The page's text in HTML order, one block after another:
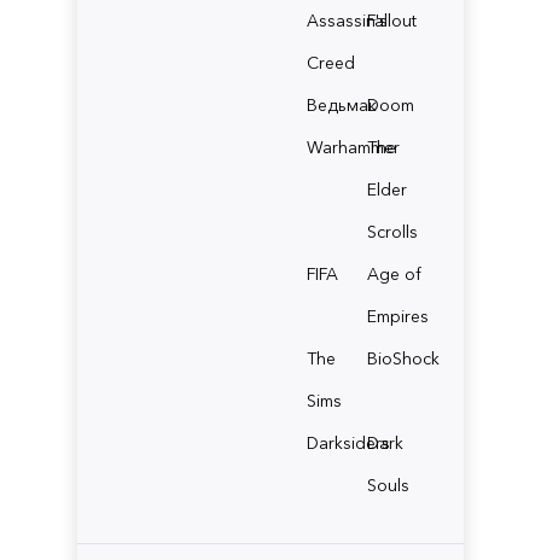
Assassin's
Creed
Fallout
ВедьмакDoom
Warhammer
The
Elder
Scrolls
FIFA
Age of
Empires
The
Sims
BioShock
Darksiders
Dark
Souls